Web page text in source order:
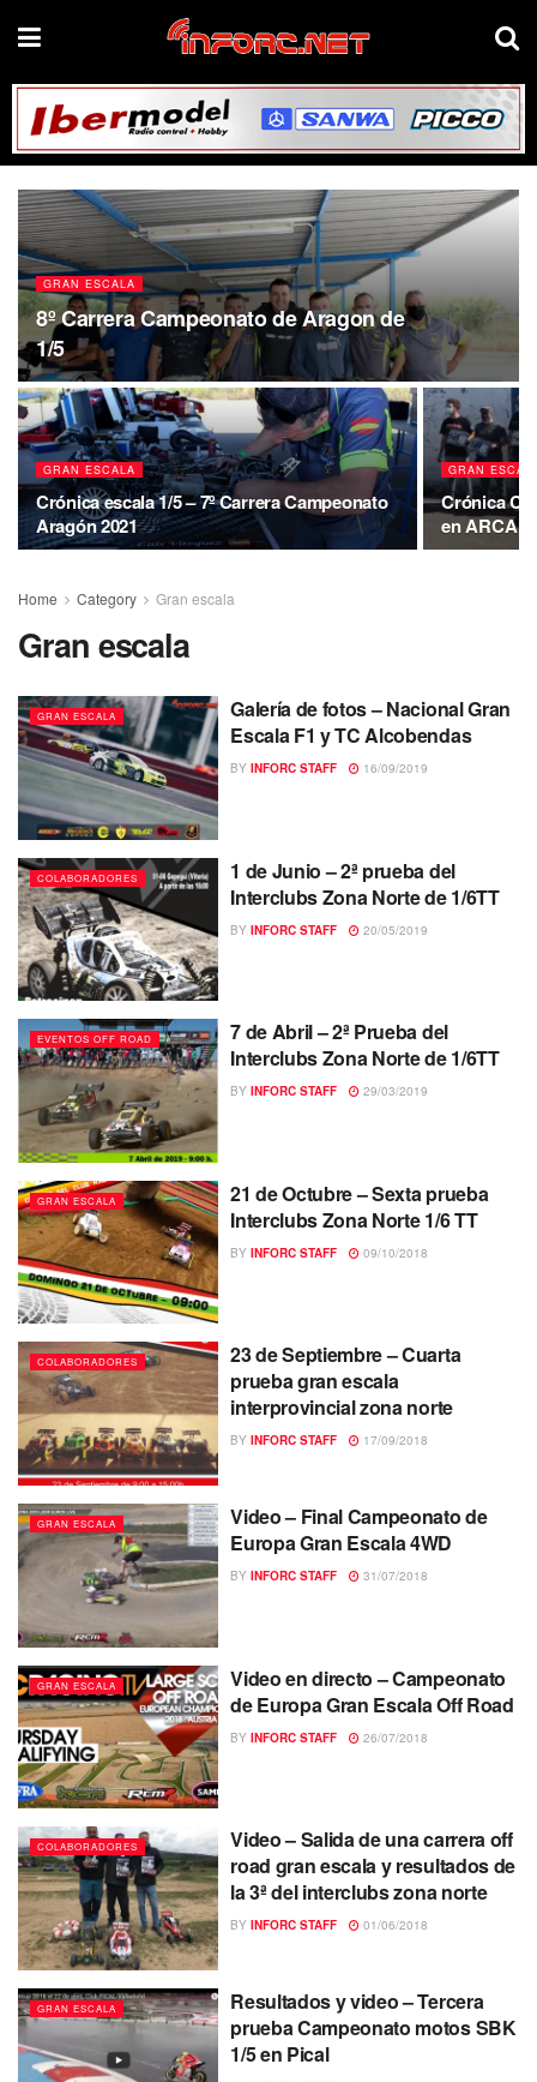
GRAN ESCALA
8º Carrera Campeonato de Aragon de
1/5
GRAN ESCALA
Crónica escala 1/5 – 7º Carrera Campeonato
Aragón 2021
GRAN
Crónica
en ARCA
Home Category Gran escala
Gran escala
GRAN ESCALA
Galería de fotos – Nacional Gran
Escala F1 y TC Alcobendas
BY INFORC STAFF 16/09/2019
COLABORADORES
1 de Junio – 2ª prueba del
Interclubs Zona Norte de 1/6TT
BY INFORC STAFF 20/05/2019
EVENTOS OFF ROAD
7 de Abril – 2ª Prueba del
Interclubs Zona Norte de 1/6TT
BY INFORC STAFF 29/03/2019
GRAN ESCALA
21 de Octubre – Sexta prueba
Interclubs Zona Norte 1/6 TT
BY INFORC STAFF 09/10/2018
COLABORADORES
23 de Septiembre – Cuarta
prueba gran escala
interprovincial zona norte
BY INFORC STAFF 17/09/2018
GRAN ESCALA
Video – Final Campeonato de
Europa Gran Escala 4WD
BY INFORC STAFF 31/07/2018
GRAN ESCALA
Video en directo – Campeonato
de Europa Gran Escala Off Road
BY INFORC STAFF 26/07/2018
COLABORADORES
Video – Salida de una carrera off
road gran escala y resultados de
la 3ª del interclubs zona norte
BY INFORC STAFF 01/06/2018
GRAN ESCALA
Resultados y video – Tercera
prueba Campeonato motos SBK
1/5 en Pical